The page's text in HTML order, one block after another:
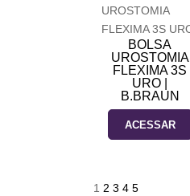
BOLSA
UROSTOMIA
FLEXIMA 3S
URO |
B.BRAUN
ACESSAR
1 2 3 4 5